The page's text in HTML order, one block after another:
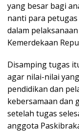
yang besar bagi
nanti para
dalam
Kemerdekaan
Disamping tugas
agar nilai-nilai
pendidikan dan
kebersamaan dan
setelah tugas
anggota